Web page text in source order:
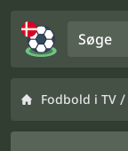
Fodbold i TV /